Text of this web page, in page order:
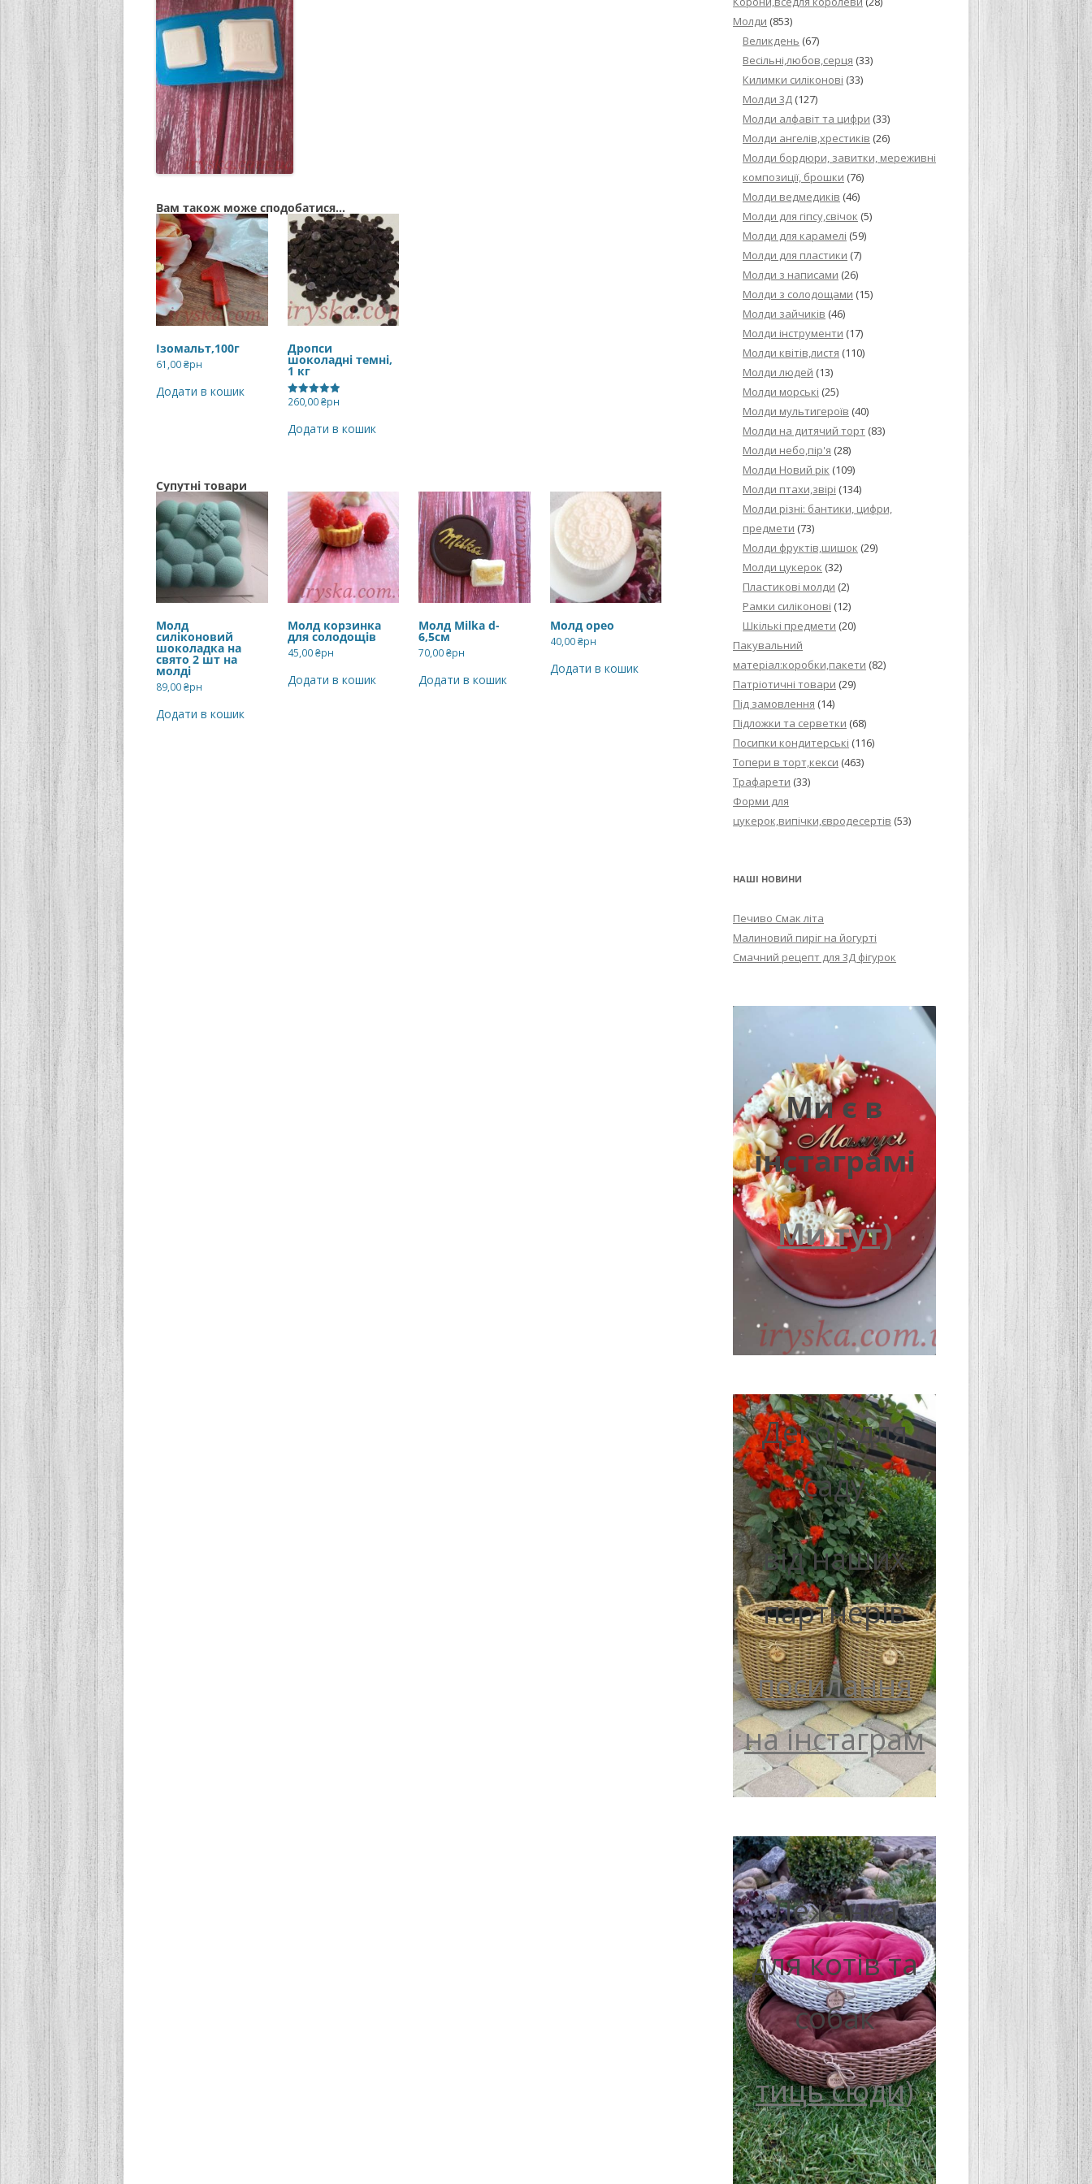
Вам також може сподобатися…
Ізомальт,100г
61,00₴рн
Додати в кошик
Дропси
шоколадні темні,
1 кг
Оцінено в
260,00₴рн
Додати в кошик
Супутні товари
Молд
силіконовий
шоколадка на
свято 2 шт на
молді
89,00₴рн
Додати в кошик
Молд корзинка
для солодощів
45,00₴рн
Додати в кошик
Молд Milka d-
6,5см
70,00₴рн
Додати в кошик
Молд орео
40,00₴рн
Додати в кошик
Молди (853)
Великдень (67)
Весільні,любов,серця (33)
Килимки силіконові (33)
Молди 3Д (127)
Молди алфавіт та цифри (33)
Молди ангелів,хрестиків (26)
Молди бордюри, завитки, мереживні
композиції, брошки (76)
Молди ведмедиків (46)
Молди для гіпсу,свічок (5)
Молди для карамелі (59)
Молди для пластики (7)
Молди з написами (26)
Молди з солодощами (15)
Молди зайчиків (46)
Молди інструменти (17)
Молди квітів,листя (110)
Молди людей (13)
Молди морські (25)
Молди мультигероїв (40)
Молди на дитячий торт (83)
Молди небо,пір'я (28)
Молди Новий рік (109)
Молди птахи,звірі (134)
Молди різні: бантики, цифри,
предмети (73)
Молди фруктів,шишок (29)
Молди цукерок (32)
Пластикові молди (2)
Рамки силіконові (12)
Шкількі предмети (20)
Пакувальний
матеріал:коробки,пакети (82)
Патріотичні товари (29)
Під замовлення (14)
Підложки та серветки (68)
Посипки кондитерські (116)
Топери в торт,кекси (463)
Трафарети (33)
Форми для
цукерок,випічки,євродесертів (53)
НАШІ НОВИНИ
Печиво Смак літа
Малиновий пиріг на йогурті
Смачний рецепт для 3Д фігурок
Ми є в
інстаграмі
Ми тут)
Декор для
саду
від наших
партнерів
посилання
на інстаграм
Лежанка
для котів та
собак
тиць сюди)